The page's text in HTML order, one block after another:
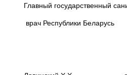
Главный государственный
врач Республики